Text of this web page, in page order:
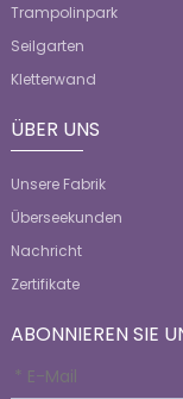
Trampolinpark
Seilgarten
Kletterwand
ÜBER UNS
Unsere Fabrik
Überseekunden
Nachricht
Zertifikate
ABONNIEREN SIE